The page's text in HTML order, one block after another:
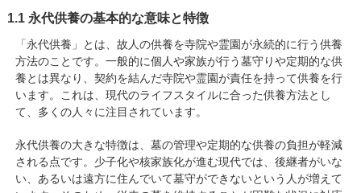
1.1 永代供養の基本的な意味と特徴
「永代供養」とは、故人の供養を寺院や霊園が永続的に行う供養
方法のことです。一般的に個人や家族が行う墓守りや定期的な供
養とは異なり、契約を結んだ寺院や霊園が責任を持って供養を行
います。これは、現代のライフスタイルに合った供養方法とし
て、多くの人々に注目されています。
永代供養の大きな特徴は、墓の管理や定期的な供養の負担が軽減
される点です。少子化や核家族化が進む現代では、後継者がいな
い、あるいは遠方に住んでいて墓守ができないという人が増えて